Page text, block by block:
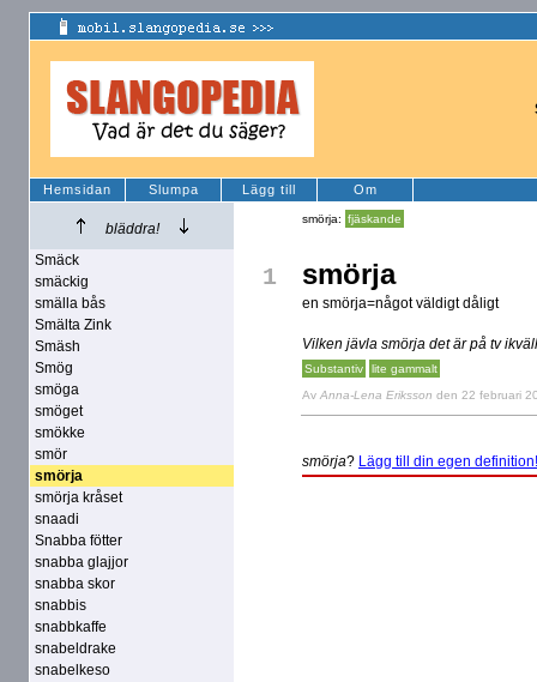
Hemsidan Slumpa Lägg till Om
bläddra!
Smäck
smäckig
smälla bås
Smälta Zink
Smäsh
Smög
smöga
smöget
smökke
smör
smörja
smörja kråset
snaadi
Snabba fötter
snabba glajjor
snabba skor
snabbis
snabbkaffe
snabeldrake
snabelkeso
smörja: fjäskande
1 smörja
en smörja=något väldigt dåligt
Vilken jävla smörja det är på tv
Substantiv lite gammalt
Av Anna-Lena Eriksson den 22 februari
smörja? Lägg till din egen definition!